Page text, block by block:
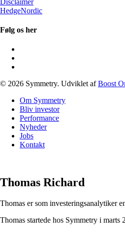
HedgeNordic
Følg os her
© 2026 Symmetry. Udviklet afBoost
Close
Menu
Om Symmetry
Bliv investor
Performance
Nyheder
Jobs
Kontakt
Thomas Richard
Thomas er som investeringsanalytiker
Thomas startede hos Symmetry i